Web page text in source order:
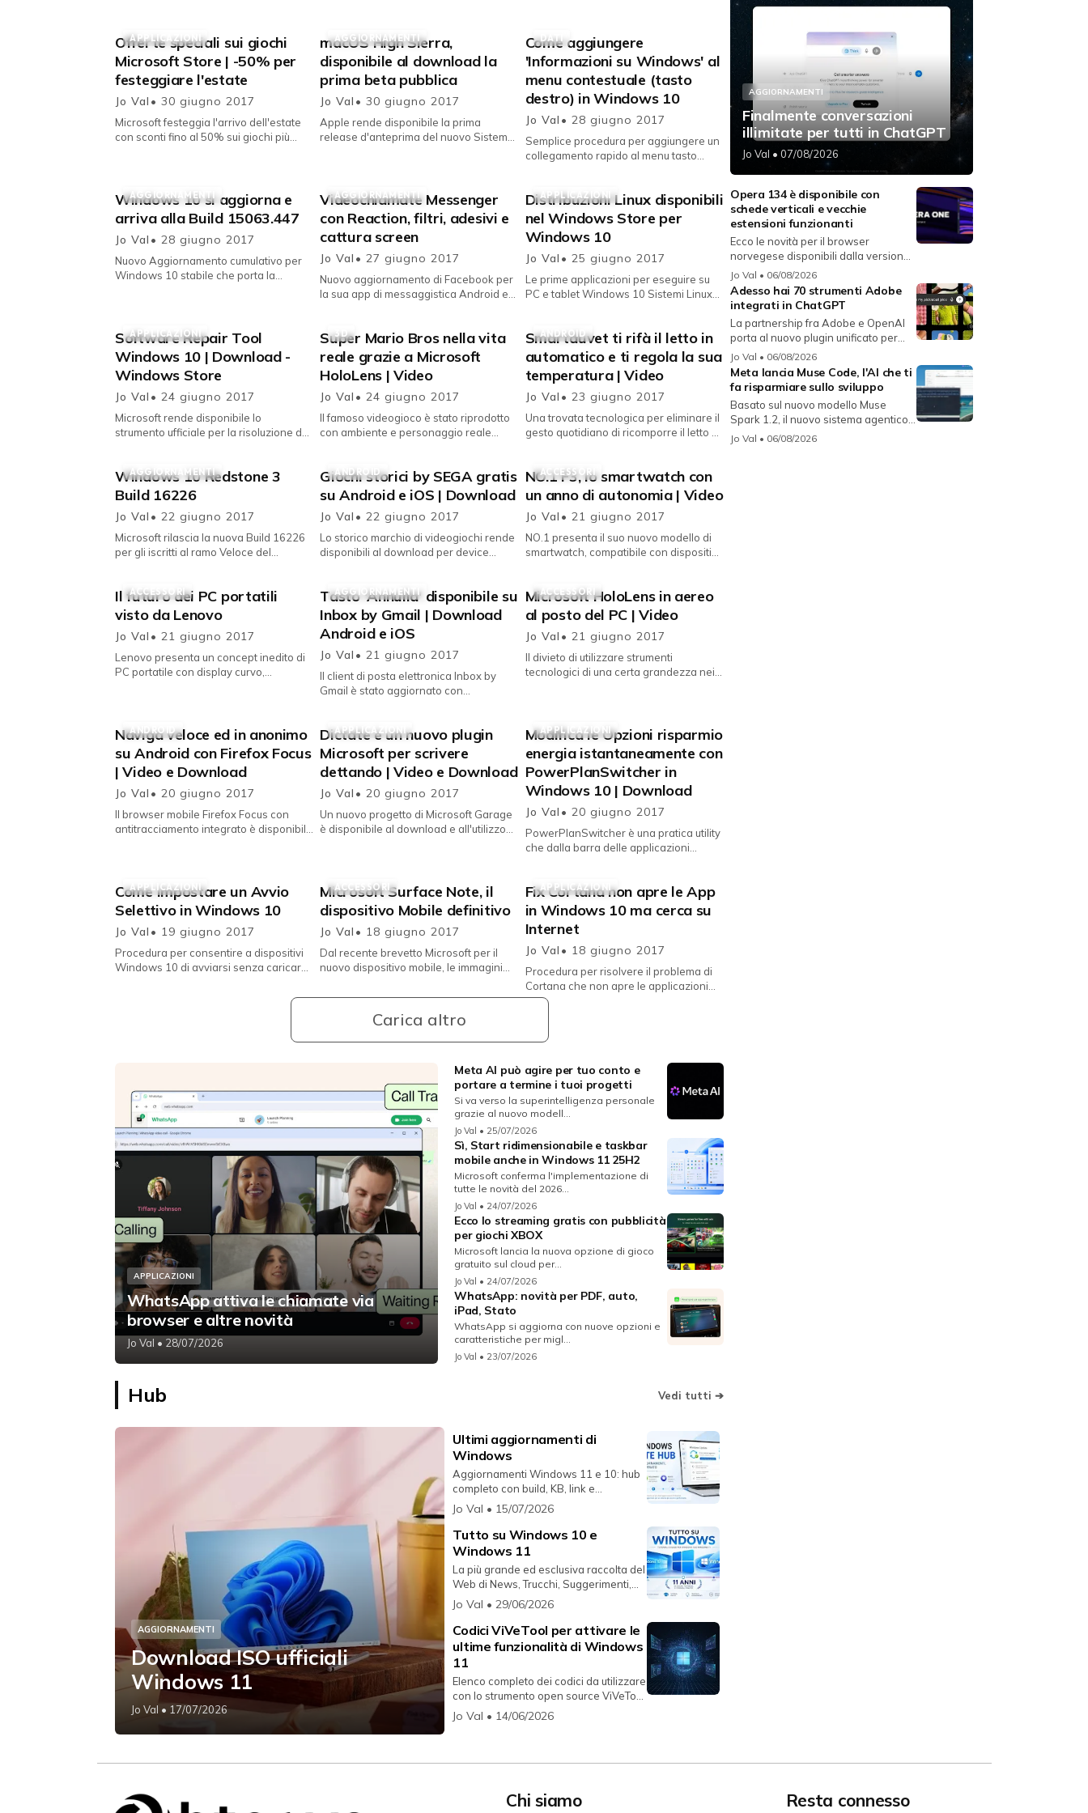
APPLICAZIONI
Offerte speciali sui giochi
Microsoft Store | -50% per
festeggiare l'estate
Jo Val• 30 giugno 2017
Microsoft festeggia l'arrivo dell'estate
con sconti fino al 50% sui giochi più
AGGIORNAMENTI
macOS High Sierra,
disponibile al download la
prima beta pubblica
Jo Val• 30 giugno 2017
Apple rende disponibile la prima
release d'anteprima del nuovo Sistema
DATI
Come aggiungere
'Informazioni su Windows' al
menu contestuale (tasto
destro) in Windows 10
Jo Val• 28 giugno 2017
Semplice procedura per aggiungere un
collegamento rapido al menu tasto
AGGIORNAMENTI
Windows 10 si aggiorna e
arriva alla Build 15063.447
Jo Val• 28 giugno 2017
Nuovo Aggiornamento cumulativo per
Windows 10 stabile che porta la
AGGIORNAMENTI
Videochiamate Messenger
con Reaction, filtri, adesivi e
cattura screen
Jo Val• 27 giugno 2017
Nuovo aggiornamento di Facebook per
la sua app di messaggistica Android e
APPLICAZIONI
Distribuzioni Linux disponibili
nel Windows Store per
Windows 10
Jo Val• 25 giugno 2017
Le prime applicazioni per eseguire su
PC e tablet Windows 10 Sistemi Linux
APPLICAZIONI
Software Repair Tool
Windows 10 | Download -
Windows Store
Jo Val• 24 giugno 2017
Microsoft rende disponibile lo
strumento ufficiale per la risoluzione dei
3D
Super Mario Bros nella vita
reale grazie a Microsoft
HoloLens | Video
Jo Val• 24 giugno 2017
Il famoso videogioco è stato riprodotto
con ambiente e personaggio reale
ANDROID
Smartduvet ti rifà il letto in
automatico e ti regola la sua
temperatura | Video
Jo Val• 23 giugno 2017
Una trovata tecnologica per eliminare il
gesto quotidiano di ricomporre il letto e
AGGIORNAMENTI
Windows 10 Redstone 3
Build 16226
Jo Val• 22 giugno 2017
Microsoft rilascia la nuova Build 16226
per gli iscritti al ramo Veloce del
ANDROID
Giochi storici by SEGA gratis
su Android e iOS | Download
Jo Val• 22 giugno 2017
Lo storico marchio di videogiochi rende
disponibili al download per device
ACCESSORI
NO.1 F3, lo smartwatch con
un anno di autonomia | Video
Jo Val• 21 giugno 2017
NO.1 presenta il suo nuovo modello di
smartwatch, compatibile con dispositivi
ACCESSORI
Il futuro dei PC portatili
visto da Lenovo
Jo Val• 21 giugno 2017
Lenovo presenta un concept inedito di
PC portatile con display curvo,
AGGIORNAMENTI
Tasto 'Annulla' disponibile su
Inbox by Gmail | Download
Android e iOS
Jo Val• 21 giugno 2017
Il client di posta elettronica Inbox by
Gmail è stato aggiornato con
ACCESSORI
Microsoft HoloLens in aereo
al posto del PC | Video
Jo Val• 21 giugno 2017
Il divieto di utilizzare strumenti
tecnologici di una certa grandezza nei
ANDROID
Naviga veloce ed in anonimo
su Android con Firefox Focus
| Video e Download
Jo Val• 20 giugno 2017
Il browser mobile Firefox Focus con
antitracciamento integrato è disponibile
APPLICAZIONI
Dictate è un nuovo plugin
Microsoft per scrivere
dettando | Video e Download
Jo Val• 20 giugno 2017
Un nuovo progetto di Microsoft Garage
è disponibile al download e all'utilizzo
APPLICAZIONI
Modifica le Opzioni risparmio
energia istantaneamente con
PowerPlanSwitcher in
Windows 10 | Download
Jo Val• 20 giugno 2017
PowerPlanSwitcher è una pratica utility
che dalla barra delle applicazioni
APPLICAZIONI
Come impostare un Avvio
Selettivo in Windows 10
Jo Val• 19 giugno 2017
Procedura per consentire a dispositivi
Windows 10 di avviarsi senza caricare
ACCESSORI
Microsoft Surface Note, il
dispositivo Mobile definitivo
Jo Val• 18 giugno 2017
Dal recente brevetto Microsoft per il
nuovo dispositivo mobile, le immagini
pieghevole. Grazie alle fo...
APPLICAZIONI
Fix Cortana non apre le App
in Windows 10 ma cerca su
Internet
Jo Val• 18 giugno 2017
Procedura per risolvere il problema di
Cortana che non apre le applicazioni
installate nel dispositivo, a comando
Carica altro
APPLICAZIONI
WhatsApp attiva le chiamate via
browser e altre novità
Jo Val • 28/07/2026
Meta AI può agire per tuo conto e
portare a termine i tuoi progetti
Si va verso la superintelligenza personale
grazie al nuovo modell...
Jo Val • 25/07/2026
Sì, Start ridimensionabile e taskbar
mobile anche in Windows 11 25H2
Microsoft conferma l'implementazione di
tutte le novità del 2026...
Jo Val • 24/07/2026
Ecco lo streaming gratis con pubblicità
per giochi XBOX
Microsoft lancia la nuova opzione di gioco
gratuito sul cloud per...
Jo Val • 24/07/2026
WhatsApp: novità per PDF, auto,
iPad, Stato
WhatsApp si aggiorna con nuove opzioni e
caratteristiche per migl...
Jo Val • 23/07/2026
Hub Vedi tutti ➔
AGGIORNAMENTI
Download ISO ufficiali
Windows 11
Jo Val • 17/07/2026
Ultimi aggiornamenti di
Windows
Aggiornamenti Windows 11 e 10: hub
completo con build, KB, link e
riferimenti ufficiali sempre aggio...
Jo Val • 15/07/2026
Tutto su Windows 10 e
Windows 11
La più grande ed esclusiva raccolta del
Web di News, Trucchi, Suggerimenti,
Video e Informazioni rig...
Jo Val • 29/06/2026
Codici ViVeTool per attivare le
ultime funzionalità di Windows
11
Elenco completo dei codici da utilizzare
con lo strumento open source ViVeTool
per abilitare funzion...
Jo Val • 14/06/2026
AGGIORNAMENTI
Finalmente conversazioni
illimitate per tutti in ChatGPT
Jo Val • 07/08/2026
Opera 134 è disponibile con
schede verticali e vecchie
estensioni funzionanti
Ecco le novità per il browser
norvegese disponibili dalla versione
134...
Jo Val • 06/08/2026
Adesso hai 70 strumenti Adobe
integrati in ChatGPT
La partnership fra Adobe e OpenAI
porta al nuovo plugin unificato per...
Jo Val • 06/08/2026
Meta lancia Muse Code, l'AI che ti
fa risparmiare sullo sviluppo
Basato sul nuovo modello Muse
Spark 1.2, il nuovo sistema agentico
fun...
Jo Val • 06/08/2026
Chi siamo Resta connesso